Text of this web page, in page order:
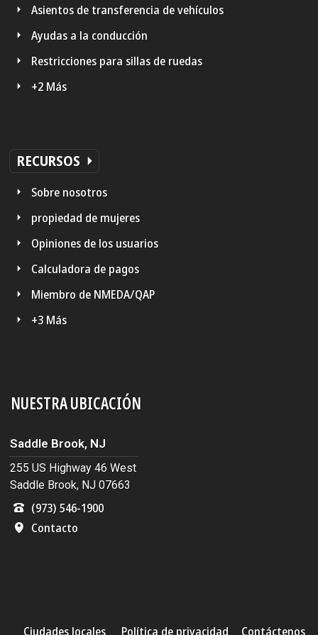
Asientos de transferencia de vehículos
Ayudas a la conducción
Restricciones para sillas de ruedas
+2 Más
RECURSOS
Sobre nosotros
propiedad de mujeres
Opiniones de los usuarios
Calculadora de pagos
Miembro de NMEDA/QAP
+3 Más
NUESTRA UBICACIÓN
Saddle Brook, NJ
255 US Highway 46 West
Saddle Brook, NJ 07663
(973) 546-1900
Contacto
Ciudades locales Política de privacidad Contáctenos